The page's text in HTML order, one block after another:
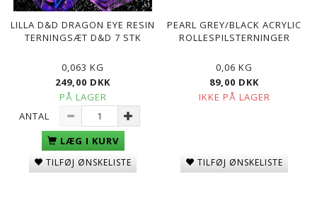
LILLA D&D DRAGON EYE RESIN
TERNINGSÆT D&D 7 STK
0,063 KG
249,00 DKK
PÅ LAGER
ANTAL
LÆG I KURV
TILFØJ ØNSKELISTE
PEARL GREY/BLACK ACRYLIC
ROLLESPILSTERNINGER
0,06 KG
89,00 DKK
IKKE PÅ LAGER
TILFØJ ØNSKELISTE